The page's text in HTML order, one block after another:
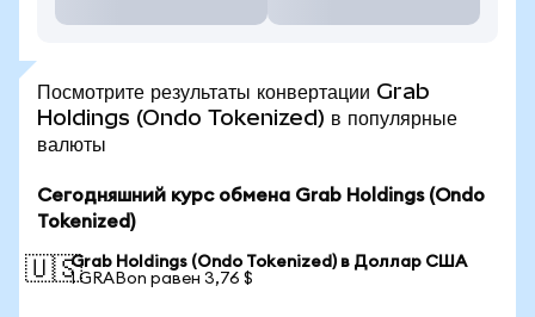
Посмотрите результаты конвертации Grab
Holdings (Ondo Tokenized) в популярные
валюты
Сегодняшний курс обмена Grab Holdings (Ondo
Tokenized)
🇺🇸Grab Holdings (Ondo Tokenized) в Доллар США
1 GRABon равен 3,76 $